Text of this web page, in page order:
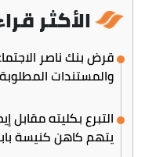
الأكثر
والمستندات المطلوبة
يتهم كاهن كنيسة